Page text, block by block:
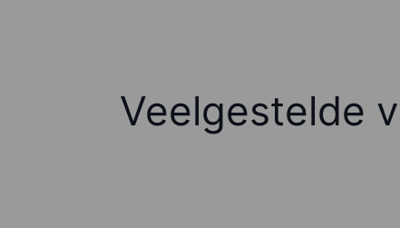
Veelgestelde